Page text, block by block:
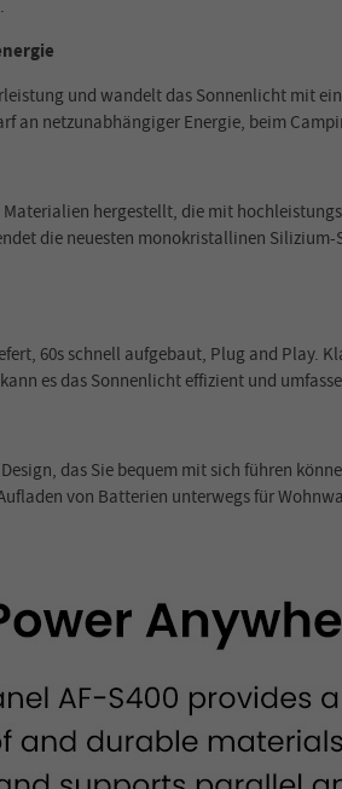
und wandelt das Sonnenlicht mit
an netzunabhängiger Energie, beim
hergestellt, die mit
die neuesten monokristallinen
60s schnell aufgebaut, Plug and Play.
es das Sonnenlicht effizient und
das Sie bequem mit sich führen
von Batterien unterwegs für